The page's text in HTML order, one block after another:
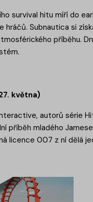
survival hitu míří do
hráčů. Subnautica si
příběhu.
května)
autorů série
příběh mladého
licence 007 z ní dělá